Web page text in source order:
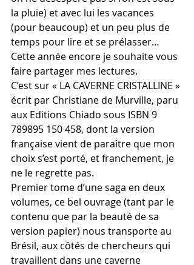
la pluie) et avec lui les vacances
(pour beaucoup) et un peu plus de
temps pour lire et se prélasser…
Cette année encore je souhaite vous
faire partager mes lectures.
C’est sur « LA CAVERNE CRISTALLINE »
écrit par Christiane de Murville, paru
aux Editions Chiado sous ISBN 9
789895 150 458, dont la version
française vient de paraître que mon
choix s’est porté, et franchement, je
ne le regrette pas.
Premier tome d’une saga en deux
volumes, ce bel ouvrage (tant par le
contenu que par la beauté de sa
version papier) nous transporte au
Brésil, aux côtés de chercheurs qui
travaillent dans une caverne